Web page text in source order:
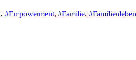
, #Empowerment, #Familie, #Familienleben